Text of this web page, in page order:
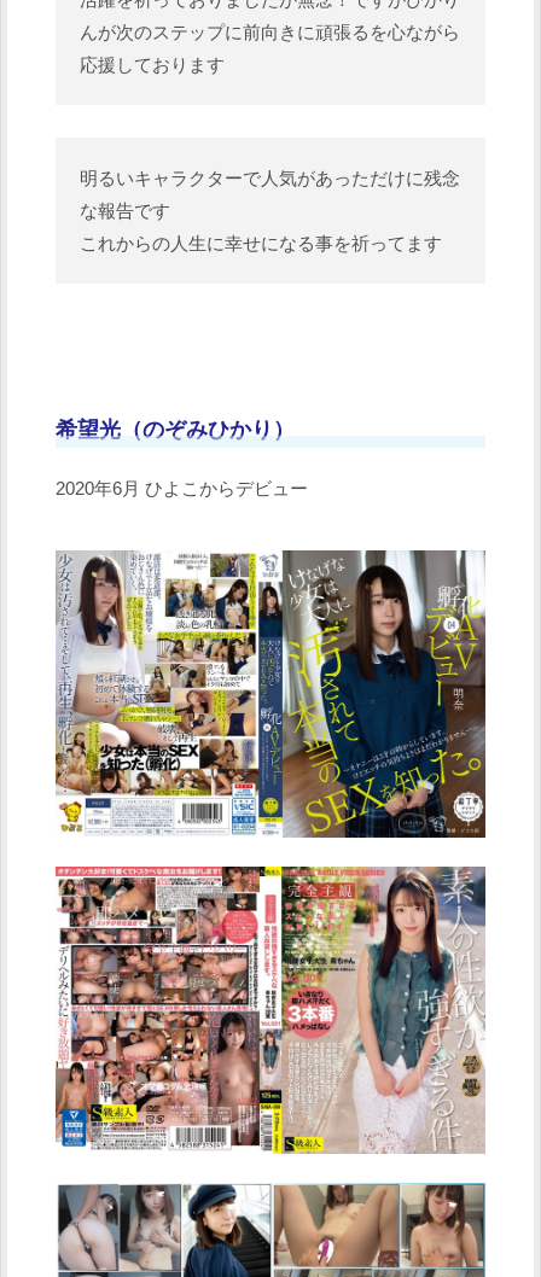
んが次のステップに前向きに頑張るを心ながら
応援しております
明るいキャラクターで人気があっただけに残念
な報告です
これからの人生に幸せになる事を祈ってます
希望光（のぞみひかり）
2020年6月 ひよこからデビュー